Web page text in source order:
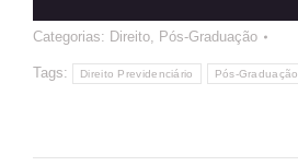
Categorias: Direito, Pós-Graduação
Tags: Direito Previdenciário Pós-Graduação